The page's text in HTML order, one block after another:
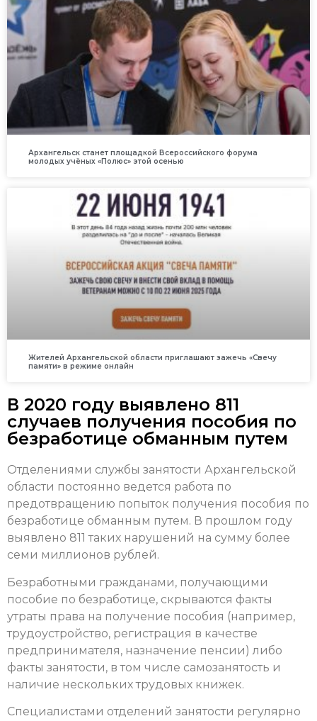
Архангельск станет площадкой Всероссийского форума
молодых учёных «Полюс» этой осенью
Жителей Архангельской области приглашают зажечь «Свечу
памяти» в режиме онлайн
В 2020 году выявлено 811
случаев получения пособия по
безработице обманным путем
Отделениями службы занятости Архангельской
области постоянно ведется работа по
предотвращению попыток получения пособия по
безработице обманным путем. В прошлом году
выявлено 811 таких нарушений на сумму более
семи миллионов рублей.
Безработными гражданами, получающими
пособие по безработице, скрываются факты
утраты права на получение пособия (например,
трудоустройство, регистрация в качестве
предпринимателя, назначение пенсии) либо
факты занятости, в том числе самозанятость и
наличие нескольких трудовых книжек.
Специалистами отделений занятости регулярно